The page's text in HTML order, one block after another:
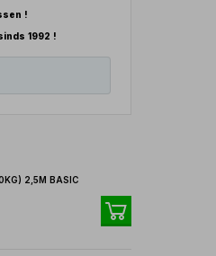
!
1992 !
2,5M BASIC